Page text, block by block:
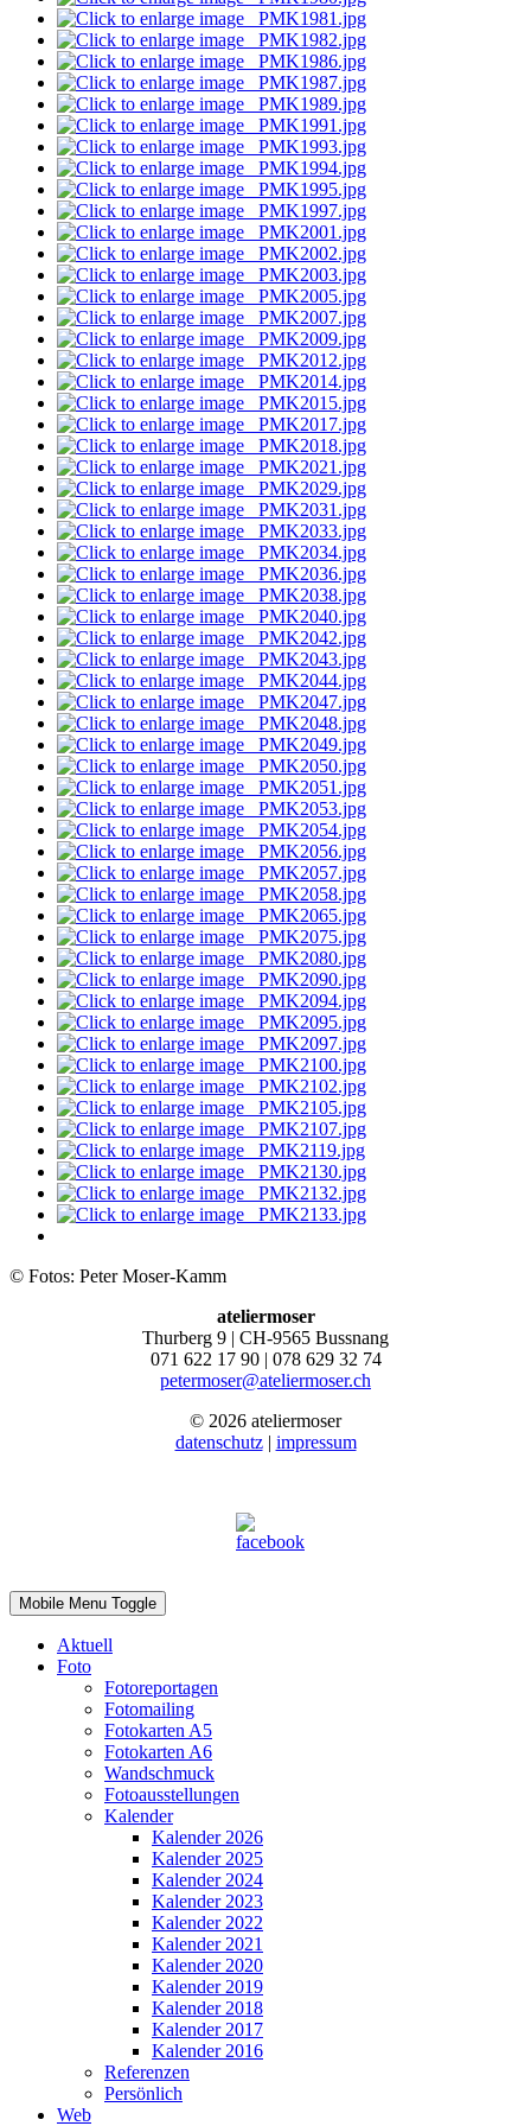
© Fotos: Peter Moser-Kamm
ateliermoser
Thurberg 9 | CH-9565 Bussnang
071 622 17 90 | 078 629 32 74
petermoser@ateliermoser.ch
© 2026 ateliermoser
datenschutz| impressum
Mobile Menu Toggle
Aktuell
Foto
Fotoreportagen
Fotomailing
Fotokarten A5
Fotokarten A6
Wandschmuck
Fotoausstellungen
Kalender
Kalender 2026
Kalender 2025
Kalender 2024
Kalender 2023
Kalender 2022
Kalender 2021
Kalender 2020
Kalender 2019
Kalender 2018
Kalender 2017
Kalender 2016
Referenzen
Persönlich
Web